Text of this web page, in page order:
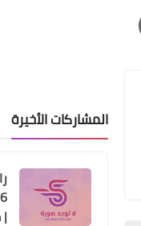
الرواتب
مصرف
المشاركات الأخيرة
|